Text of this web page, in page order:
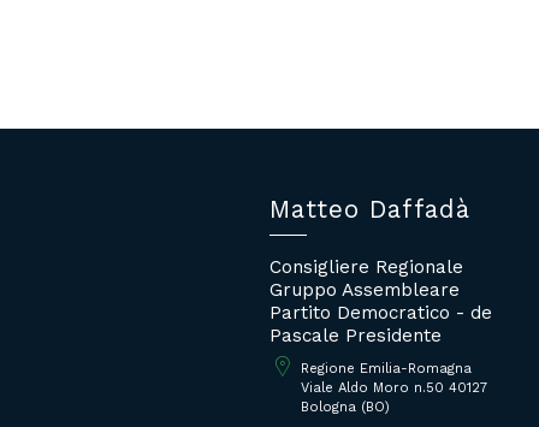
Matteo Daffadà
Consigliere Regionale
Gruppo Assembleare
Partito Democratico - de
Pascale Presidente
Regione Emilia-Romagna
Viale Aldo Moro n.50 40127
Bologna (BO)